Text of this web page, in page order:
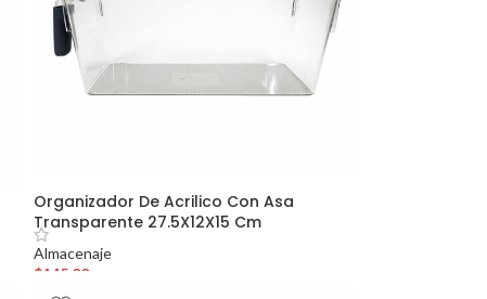
Organizador De Acrilico Con Asa
Transparente 27.5X12X15 Cm
Almacenaje
$145.00